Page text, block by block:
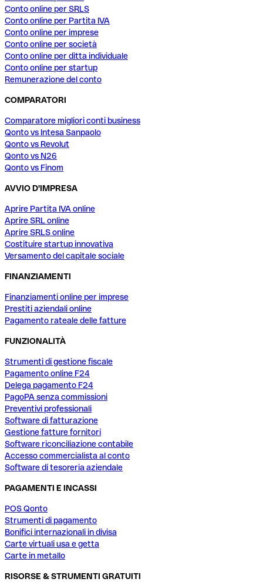
Conto online per SRLS
Conto online per Partita IVA
Conto online per imprese
Conto online per società
Conto online per ditta individuale
Conto online per startup
Remunerazione del conto
COMPARATORI
Comparatore migliori conti business
Qonto vs Intesa Sanpaolo
Qonto vs Revolut
Qonto vs N26
Qonto vs Finom
AVVIO D'IMPRESA
Aprire Partita IVA online
Aprire SRL online
Aprire SRLS online
Costituire startup innovativa
Versamento del capitale sociale
FINANZIAMENTI
Finanziamenti online per imprese
Prestiti aziendali online
Pagamento rateale delle fatture
FUNZIONALITÀ
Strumenti di gestione fiscale
Pagamento online F24
Delega pagamento F24
PagoPA senza commissioni
Preventivi professionali
Software di fatturazione
Gestione fatture fornitori
Software riconciliazione contabile
Accesso commercialista al conto
Software di tesoreria aziendale
PAGAMENTI E INCASSI
POS Qonto
Strumenti di pagamento
Bonifici internazionali in divisa
Carte virtuali usa e getta
Carte in metallo
RISORSE & STRUMENTI GRATUITI